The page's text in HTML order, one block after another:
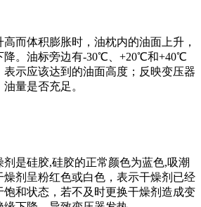
而体积膨胀时，油枕内的油面上升，
降。油标旁边有-30℃、+20℃和+40℃
示应该达到的油面高度；反映变压器
量是否充足。
是硅胶,硅胶的正常颜色为蓝色,吸潮
燥剂呈粉红色或白色，表示干燥剂已经
饱和状态，若不及时更换干燥剂造成变